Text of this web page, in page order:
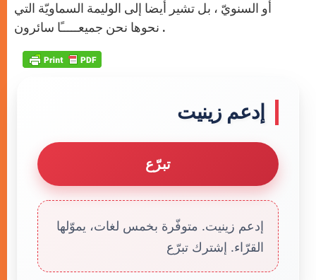
أو السنويّ ، بل تشير أيضا إلى الوليمة السماويّة التي
نحوها نحن جميعـــــًا سائرون .
إدعم زينيت
تبرّع
إدعم زينيت. متوفّرة بخمس لغات، يموّلها
القرّاء. إشترك تبرّع